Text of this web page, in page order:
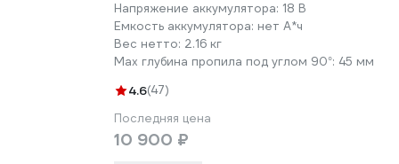
Напряжение аккумулятора: 18 В
Емкость аккумулятора: нет А*ч
Вес нетто: 2.16 кг
Max глубина пропила под углом 90°: 45 мм
4.6(47)
Последняя цена
10 900 ₽